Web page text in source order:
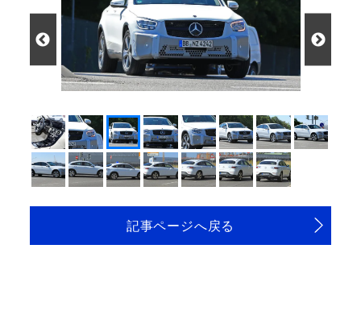
記事ページへ戻る